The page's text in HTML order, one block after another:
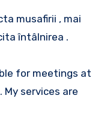
musafirii , mai
întâlnirea .
for meetings at
services are